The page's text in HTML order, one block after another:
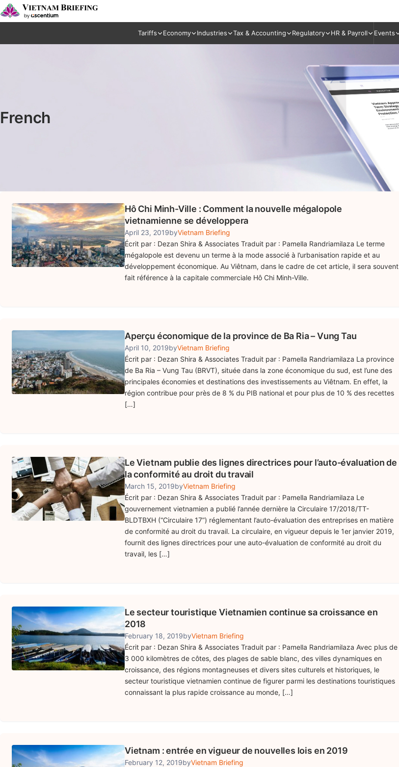
Tariffs Economy Industries Tax & Accounting Regulatory HR & Payroll Events
French
Hô Chi Minh-Ville : Comment la nouvelle mégalopole
vietnamienne se développera
April 23, 2019byVietnam Briefing
Écrit par : Dezan Shira & Associates Traduit par : Pamella Randriamilaza Le terme
mégalopole est devenu un terme à la mode associé à l’urbanisation rapide et au
développement économique. Au Viêtnam, dans le cadre de cet article, il sera souvent
fait référence à la capitale commerciale Hô Chi Minh-Ville.
Aperçu économique de la province de Ba Ria – Vung Tau
April 10, 2019byVietnam Briefing
Écrit par : Dezan Shira & Associates Traduit par : Pamella Randriamilaza La province
de Ba Ria – Vung Tau (BRVT), située dans la zone économique du sud, est l’une des
principales économies et destinations des investissements au Viêtnam. En effet, la
région contribue pour près de 8 % du PIB national et pour plus de 10 % des recettes
[…]
Le Vietnam publie des lignes directrices pour l’auto-évaluation de
la conformité au droit du travail
March 15, 2019byVietnam Briefing
Écrit par : Dezan Shira & Associates Traduit par : Pamella Randriamilaza Le
gouvernement vietnamien a publié l’année dernière la Circulaire 17/2018/TT-
BLDTBXH (“Circulaire 17”) réglementant l’auto-évaluation des entreprises en matière
de conformité au droit du travail. La circulaire, en vigueur depuis le 1er janvier 2019,
fournit des lignes directrices pour une auto-évaluation de conformité au droit du
travail, les […]
Le secteur touristique Vietnamien continue sa croissance en
2018
February 18, 2019byVietnam Briefing
Écrit par : Dezan Shira & Associates Traduit par : Pamella Randriamilaza Avec plus de
3 000 kilomètres de côtes, des plages de sable blanc, des villes dynamiques en
croissance, des régions montagneuses et divers sites culturels et historiques, le
secteur touristique vietnamien continue de figurer parmi les destinations touristiques
connaissant la plus rapide croissance au monde, […]
Vietnam : entrée en vigueur de nouvelles lois en 2019
February 12, 2019byVietnam Briefing